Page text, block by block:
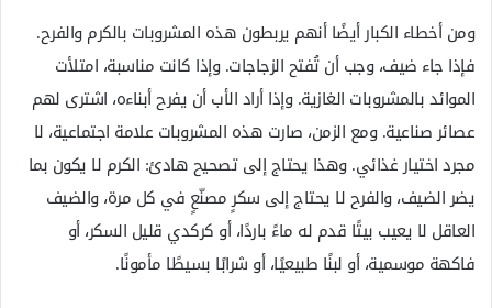
ومن أخطاء الكبار أيضًا أنهم يربطون هذه المشروبات بالكرم والفرح.
فإذا جاء ضيف، وجب أن تُفتح الزجاجات. وإذا كانت مناسبة، امتلأت
الموائد بالمشروبات الغازية. وإذا أراد الأب أن يفرح أبناءه، اشترى لهم
عصائر صناعية. ومع الزمن، صارت هذه المشروبات علامة اجتماعية، لا
مجرد اختيار غذائي. وهذا يحتاج إلى تصحيح هادئ: الكرم لا يكون بما
يضر الضيف، والفرح لا يحتاج إلى سكرٍ مصنّعٍ في كل مرة، والضيف
العاقل لا يعيب بيتًا قدم له ماءً باردًا، أو كركدي قليل السكر، أو
فاكهة موسمية، أو لبنًا طبيعيًا، أو شرابًا بسيطًا مأمونًا.